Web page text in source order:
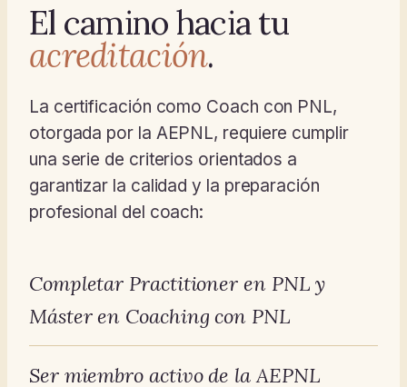
El camino hacia tu
acreditación.
La certificación como Coach con PNL,
otorgada por la AEPNL, requiere cumplir
una serie de criterios orientados a
garantizar la calidad y la preparación
profesional del coach:
Completar Practitioner en PNL y
Máster en Coaching con PNL
Ser miembro activo de la AEPNL